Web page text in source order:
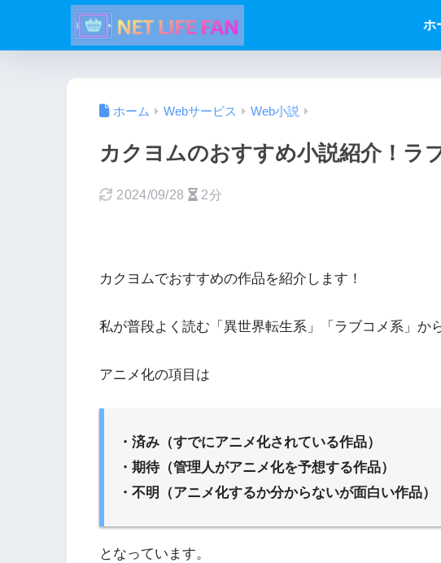
ホ
ホーム Webサービス Web小説
カクヨムのおすすめ小説紹介！ラ
2024/09/28 2分
カクヨムでおすすめの作品を紹介します！
私が普段よく読む「異世界転生系」「ラブコメ系」か
アニメ化の項目は
・済み（すでにアニメ化されている作品）
・期待（管理人がアニメ化を予想する作品）
・不明（アニメ化するか分からないが面白い作品）
となっています。